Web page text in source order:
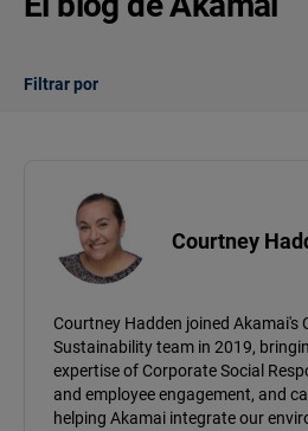
Filtrar por
Courtney
Courtney Hadden joined Akamai's
Sustainability team in 2019,
expertise of Corporate Social
and employee engagement, and
helping Akamai integrate our